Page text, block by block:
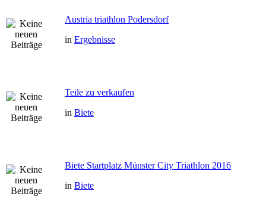
Austria triathlon Podersdorf
in Ergebnisse
Teile zu verkaufen
in Biete
Biete Startplatz Münster City Triathlon 2016
in Biete